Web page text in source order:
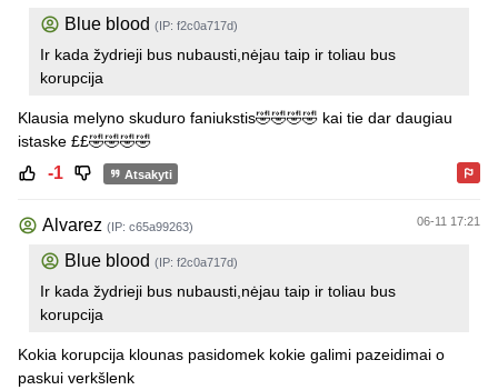
Blue blood (IP: f2c0a717d)
Ir kada žydrieji bus nubausti,nėjau taip ir toliau bus
korupcija
Klausia melyno skuduro faniukstis🤣🤣🤣🤣 kai tie dar daugiau
istaske ££🤣🤣🤣🤣
-1 Atsakyti
Alvarez (IP: c65a99263) 06-11 17:21
Blue blood (IP: f2c0a717d)
Ir kada žydrieji bus nubausti,nėjau taip ir toliau bus
korupcija
Kokia korupcija klounas pasidomek kokie galimi pazeidimai o
paskui verkšlenk